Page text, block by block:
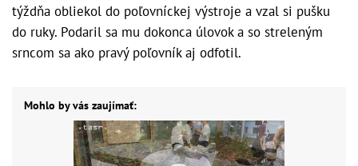
týždňa obliekol do poľovníckej výstroje a vzal si pušku
do ruky. Podaril sa mu dokonca úlovok a so streleným
srncom sa ako pravý poľovník aj odfotil.
Mohlo by vás zaujímať: